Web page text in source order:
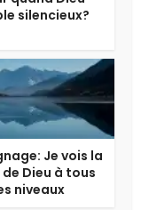
silencieux?
Je vois la
Dieu à tous
niveaux